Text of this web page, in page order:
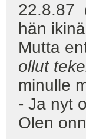
22.8.87
hän
Mutta
ollut
minulle
- Ja nyt
Olen